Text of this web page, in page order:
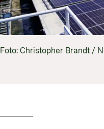
Foto: Christopher Brandt /